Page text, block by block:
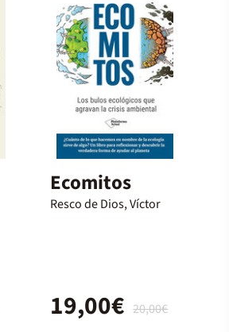
Ecomitos
Resco de Dios, Víctor
20,00€
19,00€